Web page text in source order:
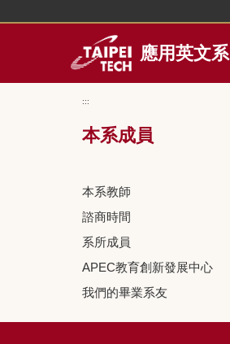
應用英文系
:::
本系成員
本系教師
諮商時間
系所成員
APEC教育創新發展中心
我們的畢業系友